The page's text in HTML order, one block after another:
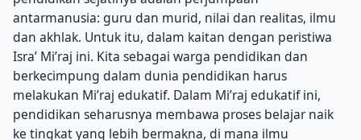
antarmanusia: guru dan murid, nilai dan realitas, ilmu
dan akhlak. Untuk itu, dalam kaitan dengan peristiwa
Isra’ Mi’raj ini. Kita sebagai warga pendidikan dan
berkecimpung dalam dunia pendidikan harus
melakukan Mi’raj edukatif. Dalam Mi’raj edukatif ini,
pendidikan seharusnya membawa proses belajar naik
ke tingkat yang lebih bermakna, di mana ilmu